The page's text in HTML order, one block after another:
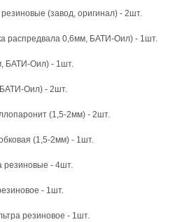
(завод, оригинал) - 2шт.
распредвала 0,6мм, БАТИ-Оил) - 1шт.
БАТИ-Оил) - 1шт.
БАТИ-Оил) - 2шт.
(1,5-2мм) - 2шт.
(1,5-2мм) - 1шт.
резиновые - 4шт.
- 1шт.
резиновое - 1шт.